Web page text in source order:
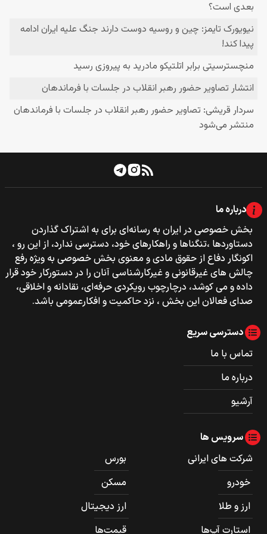
درباره ما
بخش خصوصی‌‌ در ایران به رسانه‌ای برای به اشتراک گذاردن
دستاوردها ،تنگناها و راهکارهای خود، دسترسی ندارد، از این رو ،
اکونگار دفاع از حقوق مادی و معنوی بخش خصوصی به ویژه رفع
چالش های غیرقانونی و غیرکارشناسی آنان را در دستورکار خود قرار
داده و می کوشد، درچارچوب رویکردی حرفه‌ای، نقادانه و اخلاقی،
صدای فعالان این بخش ، نزد حاکمیت و افکارعمومی باشد.
دسترسی سریع
تماس با ما
درباره ما
آرشیو
سرویس ها
شرکت های ایرانی
بورس
خودرو
مسکن
ارز و طلا
ارز دیجیتال
استارت آپ‌ها
قیمت‌ها